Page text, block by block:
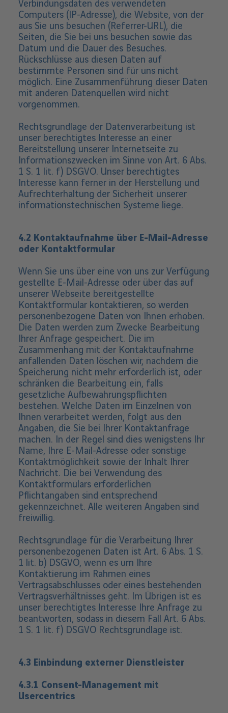
Verbindungsdaten des verwendeten
Computers (IP-Adresse), die Website, von der
aus Sie uns besuchen (Referrer-URL), die
Seiten, die Sie bei uns besuchen sowie das
Datum und die Dauer des Besuches.
Rückschlüsse aus diesen Daten auf
bestimmte Personen sind für uns nicht
möglich. Eine Zusammenführung dieser Daten
mit anderen Datenquellen wird nicht
vorgenommen.
Rechtsgrundlage der Datenverarbeitung ist
unser berechtigtes Interesse an einer
Bereitstellung unserer Internetseite zu
Informationszwecken im Sinne von Art. 6 Abs.
1 S. 1 lit. f) DSGVO. Unser berechtigtes
Interesse kann ferner in der Herstellung und
Aufrechterhaltung der Sicherheit unserer
informationstechnischen Systeme liege.
4.2 Kontaktaufnahme über E-Mail-Adresse
oder Kontaktformular
Wenn Sie uns über eine von uns zur Verfügung
gestellte E-Mail-Adresse oder über das auf
unserer Webseite bereitgestellte
Kontaktformular kontaktieren, so werden
personenbezogene Daten von Ihnen erhoben.
Die Daten werden zum Zwecke Bearbeitung
Ihrer Anfrage gespeichert. Die im
Zusammenhang mit der Kontaktaufnahme
anfallenden Daten löschen wir, nachdem die
Speicherung nicht mehr erforderlich ist, oder
schränken die Bearbeitung ein, falls
gesetzliche Aufbewahrungspflichten
bestehen. Welche Daten im Einzelnen von
Ihnen verarbeitet werden, folgt aus den
Angaben, die Sie bei Ihrer Kontaktanfrage
machen. In der Regel sind dies wenigstens Ihr
Name, Ihre E-Mail-Adresse oder sonstige
Kontaktmöglichkeit sowie der Inhalt Ihrer
Nachricht. Die bei Verwendung des
Kontaktformulars erforderlichen
Pflichtangaben sind entsprechend
gekennzeichnet. Alle weiteren Angaben sind
freiwillig.
Rechtsgrundlage für die Verarbeitung Ihrer
personenbezogenen Daten ist Art. 6 Abs. 1 S.
1 lit. b) DSGVO, wenn es um Ihre
Kontaktierung im Rahmen eines
Vertragsabschlusses oder eines bestehenden
Vertragsverhältnisses geht. Im Übrigen ist es
unser berechtigtes Interesse Ihre Anfrage zu
beantworten, sodass in diesem Fall Art. 6 Abs.
1 S. 1 lit. f) DSGVO Rechtsgrundlage ist.
4.3 Einbindung externer Dienstleister
4.3.1 Consent-Management mit
Usercentrics